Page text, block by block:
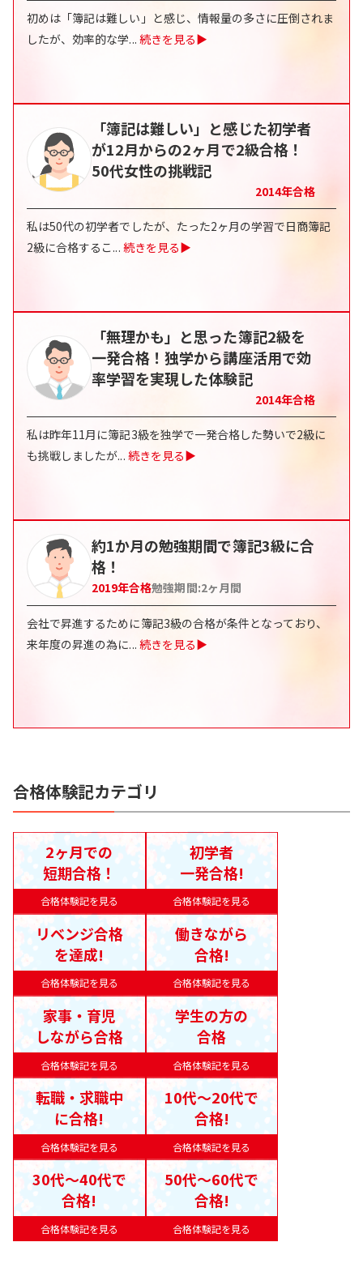
初めは「簿記は難しい」と感じ、情報量の多さに圧倒されま
したが、効率的な学... 続きを見る▶
「簿記は難しい」と感じた初学者
が12月からの2ヶ月で2級合格！
50代女性の挑戦記
2014年合格
私は50代の初学者でしたが、たった2ヶ月の学習で日商簿記
2級に合格するこ... 続きを見る▶
「無理かも」と思った簿記2級を
一発合格！独学から講座活用で効
率学習を実現した体験記
2014年合格
私は昨年11月に簿記3級を独学で一発合格した勢いで2級に
も挑戦しましたが... 続きを見る▶
約1か月の勉強期間で簿記3級に合
格！
2019年合格勉強期間:2ヶ月間
会社で昇進するために簿記3級の合格が条件となっており、
来年度の昇進の為に... 続きを見る▶
合格体験記カテゴリ
合格体験記を見る
2ヶ月での
短期合格！
合格体験記を見る
初学者
一発合格!
合格体験記を見る
リベンジ合格
を達成!
合格体験記を見る
働きながら
合格!
合格体験記を見る
家事・育児
しながら合格
合格体験記を見る
学生の方の
合格
合格体験記を見る
転職・求職中
に合格!
合格体験記を見る
10代〜20代で
合格!
合格体験記を見る
30代〜40代で
合格!
合格体験記を見る
50代〜60代で
合格!